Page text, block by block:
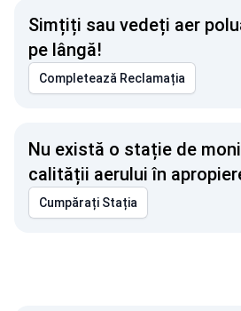
Simțiți sau vedeți aer
pe lângă!
Completează Reclamația
Nu există o stație de
calității aerului în
Cumpărați Stația